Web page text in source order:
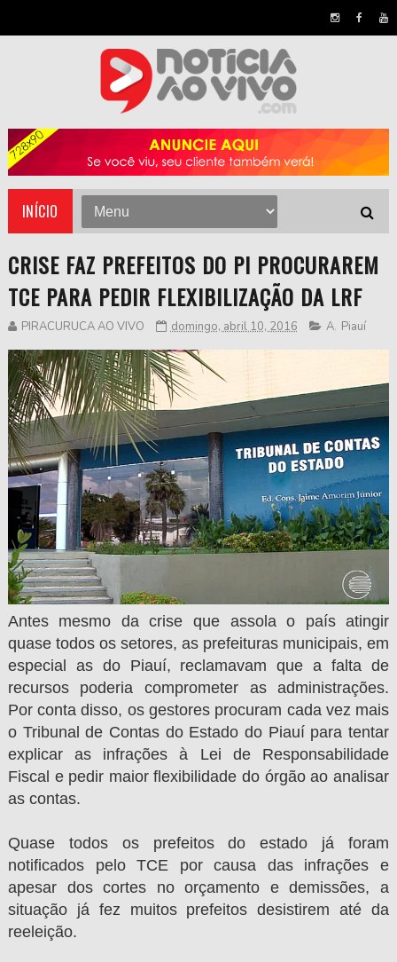
INÍCIO
CRISE FAZ PREFEITOS DO PI PROCURAREM
TCE PARA PEDIR FLEXIBILIZAÇÃO DA LRF
PIRACURUCA AO VIVO domingo, abril 10, 2016 A, Piauí
Antes mesmo da crise que assola o país atingir
quase todos os setores, as prefeituras municipais, em
especial as do Piauí, reclamavam que a falta de
recursos poderia comprometer as administrações.
Por conta disso, os gestores procuram cada vez mais
o Tribunal de Contas do Estado do Piauí para tentar
explicar as infrações à Lei de Responsabilidade
Fiscal e pedir maior flexibilidade do órgão ao analisar
as contas.
Quase todos os prefeitos do estado já foram
notificados pelo TCE por causa das infrações e
apesar dos cortes no orçamento e demissões, a
situação já fez muitos prefeitos desistirem até da
reeleição.